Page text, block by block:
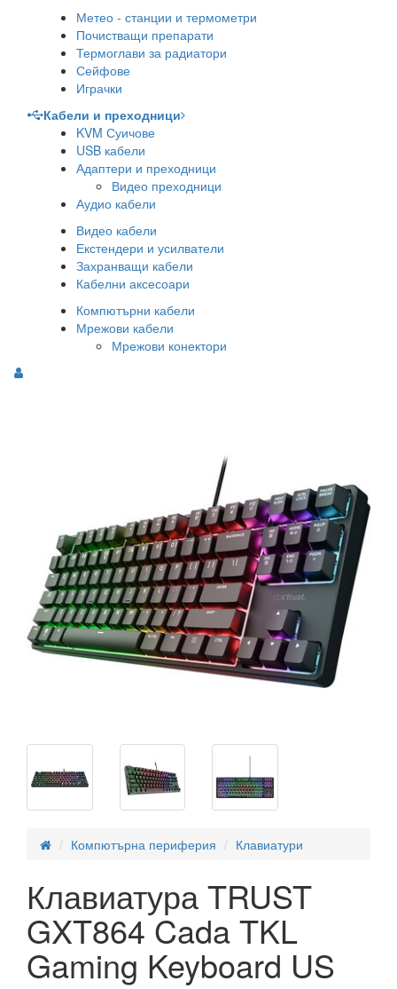
Метео - станции и термометри
Почистващи препарати
Термоглави за радиатори
Сейфове
Играчки
Кабели и преходници
KVM Суичове
USB кабели
Адаптери и преходници
Видео преходници
Аудио кабели
Видео кабели
Екстендери и усилватели
Захранващи кабели
Кабелни аксесоари
Компютърни кабели
Мрежови кабели
Мрежови конектори
Компютърна периферия Клавиатури
Клавиатура TRUST
GXT864 Cada TKL
Gaming Keyboard US